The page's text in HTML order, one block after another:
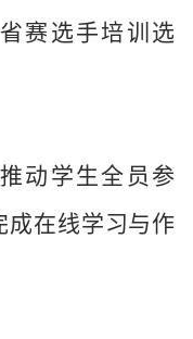
赛选手培训选
动学生全员参
成在线学习与作